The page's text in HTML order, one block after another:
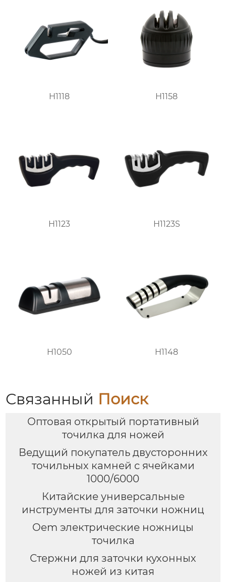
H1118 H1158
H1123 H1123S
H1050 H1148
Связанный Поиск
Оптовая открытый портативный
точилка для ножей
Ведущий покупатель двусторонних
точильных камней с ячейками
1000/6000
Китайские универсальные
инструменты для заточки ножниц
Oem электрические ножницы
точилка
Стержни для заточки кухонных
ножей из китая